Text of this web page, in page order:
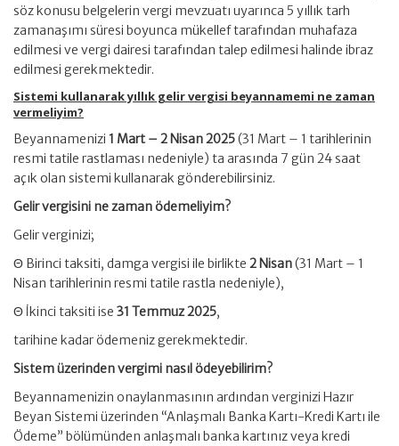
söz konusu belgelerin vergi mevzuatı uyarınca 5 yıllık tarh
zamanaşımı süresi boyunca mükellef tarafından muhafaza
edilmesi ve vergi dairesi tarafından talep edilmesi halinde ibraz
edilmesi gerekmektedir.
Sistemi kullanarak yıllık gelir vergisi beyannamemi ne zaman
vermeliyim?
Beyannamenizi 1 Mart – 2 Nisan 2025(31 Mart – 1 tarihlerinin
resmi tatile rastlaması nedeniyle) ta arasında 7 gün 24 saat
açık olan sistemi kullanarak gönderebilirsiniz.
Gelir vergisini ne zaman ödemeliyim?
Gelir verginizi;
Θ Birinci taksiti, damga vergisi ile birlikte 2 Nisan(31 Mart – 1
Nisan tarihlerinin resmi tatile rastla nedeniyle),
Θ İkinci taksiti ise 31 Temmuz 2025,
tarihine kadar ödemeniz gerekmektedir.
Sistem üzerinden vergimi nasıl ödeyebilirim?
Beyannamenizin onaylanmasının ardından verginizi Hazır
Beyan Sistemi üzerinden “Anlaşmalı Banka Kartı-Kredi Kartı ile
Ödeme” bölümünden anlaşmalı banka kartınız veya kredi